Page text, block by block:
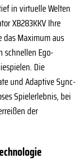
in virtuelle Welten
XB283KKV Ihre
das Maximum aus
schnellen Ego-
Die
und Adaptive Sync-
Spielerlebnis, bei
der